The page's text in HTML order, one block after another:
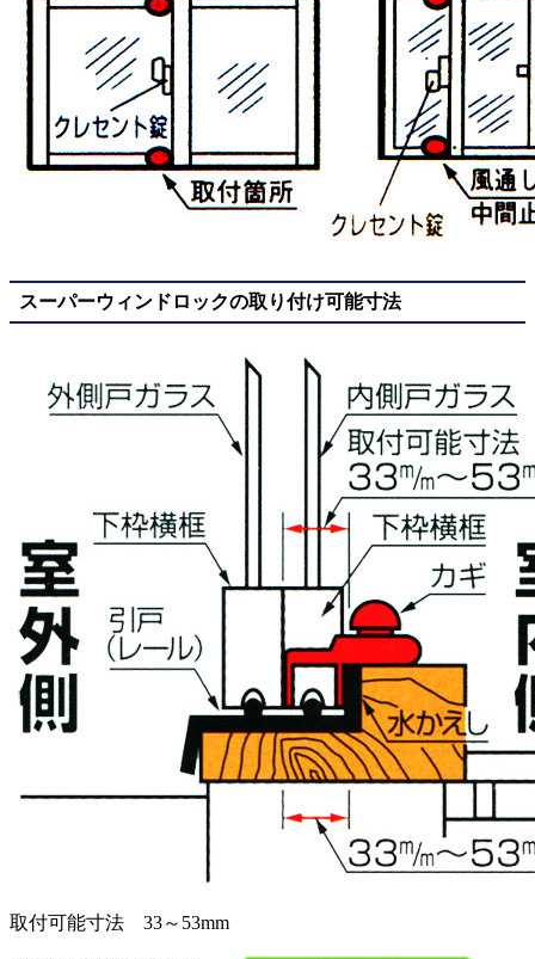
スーパーウィンドロックの取り付け可能寸法
取付可能寸法 33～53mm